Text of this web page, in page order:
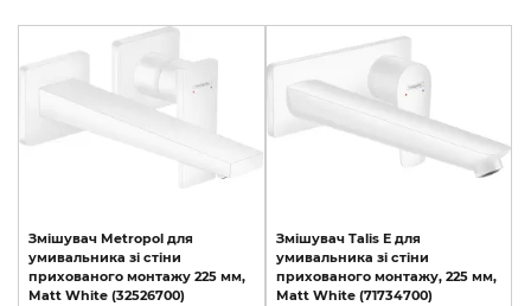
Змішувач Metropol для
умивальника зі стіни
прихованого монтажу 225 мм,
Matt White (32526700)
Змішувач Talis E для
умивальника зі стіни
прихованого монтажу, 225 мм,
Matt White (71734700)